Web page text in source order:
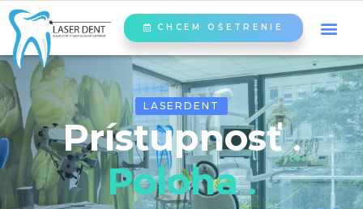
CHCEM OŠETRENIE
LASERDENT
Prístupnosť .
Poloha .